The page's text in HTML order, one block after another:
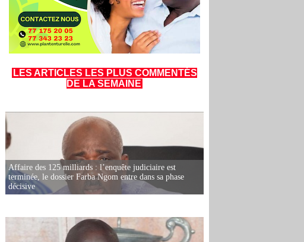
LES ARTICLES LES PLUS COMMENTÉS
DE LA SEMAINE
Affaire des 125 milliards : l’enquête judiciaire est
terminée, le dossier Farba Ngom entre dans sa phase
décisive